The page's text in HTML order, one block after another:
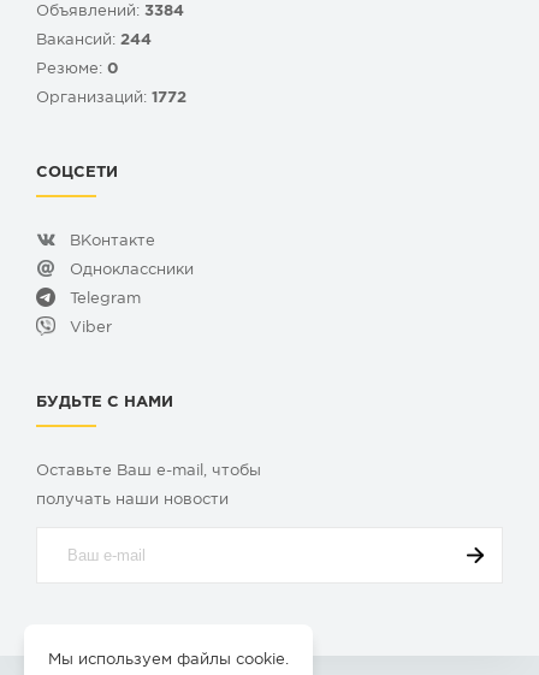
Объявлений: 3384
Вакансий: 244
Резюме: 0
Организаций: 1772
СОЦСЕТИ
ВКонтакте
Одноклассники
Telegram
Viber
БУДЬТЕ С НАМИ
Оставьте Ваш e-mail, чтобы
получать наши новости
Мы используем файлы cookie.